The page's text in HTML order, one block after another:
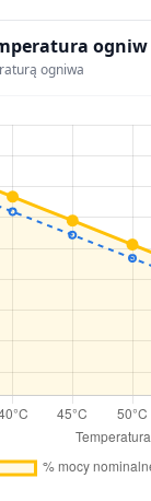
ogniw
ogniwa